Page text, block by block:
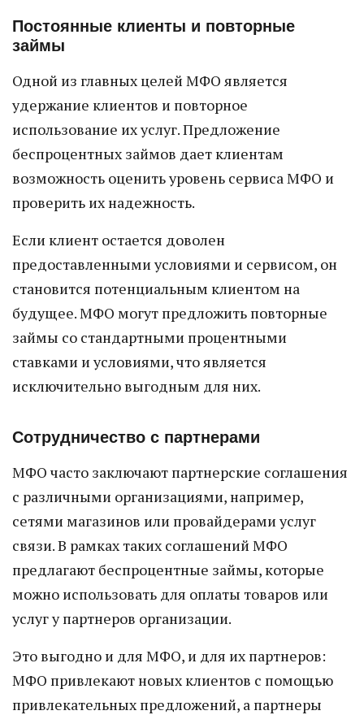
Постоянные клиенты и повторные
займы
Одной из главных целей МФО является
удержание клиентов и повторное
использование их услуг. Предложение
беспроцентных займов дает клиентам
возможность оценить уровень сервиса МФО и
проверить их надежность.
Если клиент остается доволен
предоставленными условиями и сервисом, он
становится потенциальным клиентом на
будущее. МФО могут предложить повторные
займы со стандартными процентными
ставками и условиями, что является
исключительно выгодным для них.
Сотрудничество с партнерами
МФО часто заключают партнерские соглашения
с различными организациями, например,
сетями магазинов или провайдерами услуг
связи. В рамках таких соглашений МФО
предлагают беспроцентные займы, которые
можно использовать для оплаты товаров или
услуг у партнеров организации.
Это выгодно и для МФО, и для их партнеров:
МФО привлекают новых клиентов с помощью
привлекательных предложений, а партнеры